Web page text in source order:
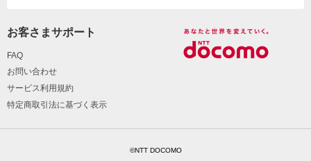
お客さまサポート
FAQ
お問い合わせ
サービス利用規約
特定商取引法に基づく表示
©NTT DOCOMO